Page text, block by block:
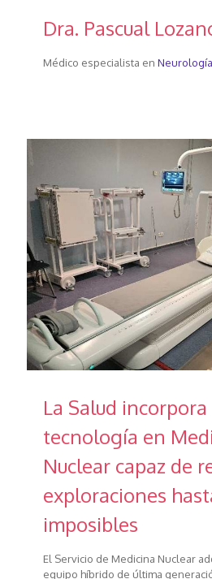
Dra. Pascual
Médico especialista en Neurología
La Salud incorpora
tecnología en
Nuclear capaz de
exploraciones
imposibles
El Servicio de Medicina Nuclear
equipo híbrido de última